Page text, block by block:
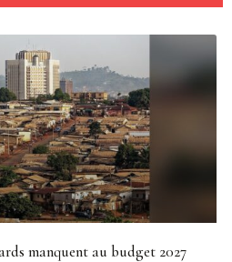
manquent au budget 2027